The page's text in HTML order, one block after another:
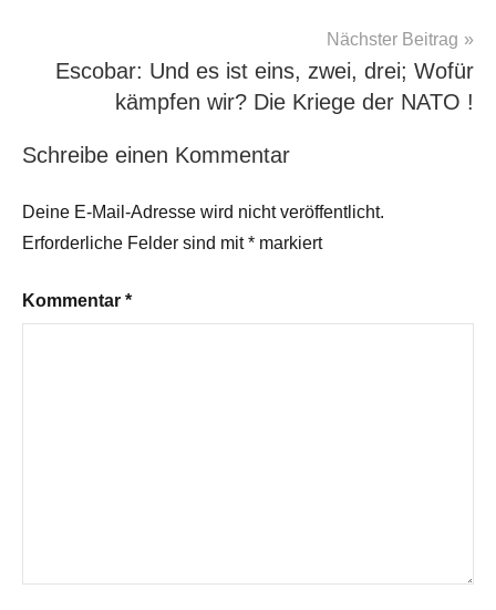
Nächster Beitrag
Escobar: Und es ist eins, zwei, drei; Wofür
kämpfen wir? Die Kriege der NATO !
Schreibe einen Kommentar
Deine E-Mail-Adresse wird nicht veröffentlicht.
Erforderliche Felder sind mit* markiert
Kommentar *